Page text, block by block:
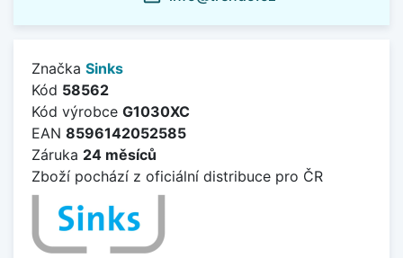
Značka Sinks
Kód 58562
Kód výrobce G1030XC
EAN 8596142052585
Záruka 24 měsíců
Zboží pochází z oficiální distribuce pro ČR